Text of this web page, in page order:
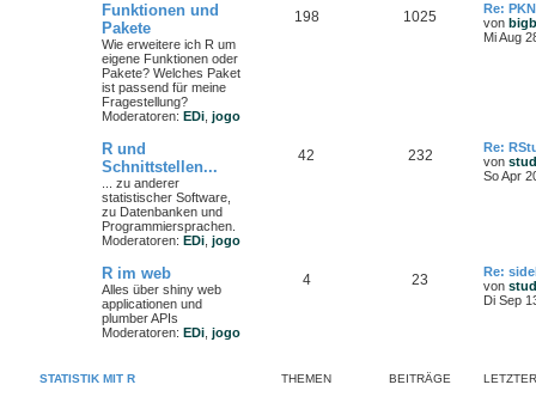
Funktionen und
Pakete
Wie erweitere ich R um
eigene Funktionen oder
Pakete? Welches Paket
ist passend für meine
Fragestellung?
Moderatoren: EDi jogo
198 1025
Re:
von
Mi Aug
R und
Schnittstellen...
... zu anderer
statistischer Software,
zu Datenbanken und
Programmiersprachen.
Moderatoren: EDi jogo
42 232
Re:
von
So Apr
R im web
Alles über shiny web
applicationen und
plumber APIs
Moderatoren: EDi jogo
4 23
Re:
von
Di Sep
STATISTIK MIT R THEMEN BEITRÄGE